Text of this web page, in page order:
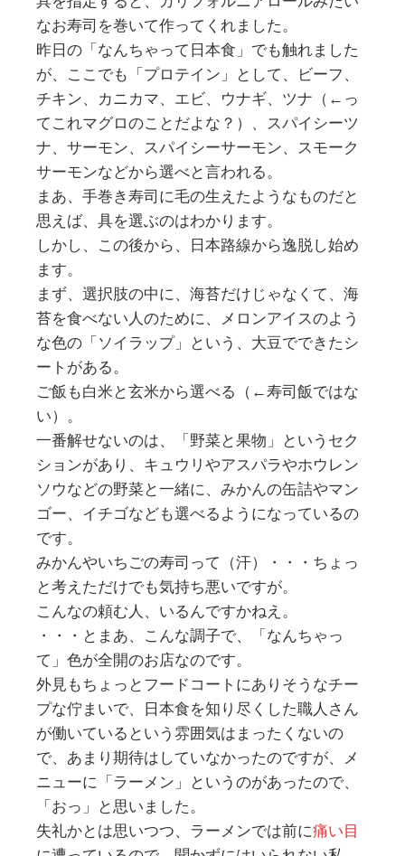
なお寿司を巻いて作ってくれました。
昨日の「なんちゃって日本食」でも触れました
が、ここでも「プロテイン」として、ビーフ、
チキン、カニカマ、エビ、ウナギ、ツナ（←っ
てこれマグロのことだよな？）、スパイシーツ
ナ、サーモン、スパイシーサーモン、スモーク
サーモンなどから選べと言われる。
まあ、手巻き寿司に毛の生えたようなものだと
思えば、具を選ぶのはわかります。
しかし、この後から、日本路線から逸脱し始め
ます。
まず、選択肢の中に、海苔だけじゃなくて、海
苔を食べない人のために、メロンアイスのよう
な色の「ソイラップ」という、大豆でできたシ
ートがある。
ご飯も白米と玄米から選べる（←寿司飯ではな
い）。
一番解せないのは、「野菜と果物」というセク
ションがあり、キュウリやアスパラやホウレン
ソウなどの野菜と一緒に、みかんの缶詰やマン
ゴー、イチゴなども選べるようになっているの
です。
みかんやいちごの寿司って（汗）・・・ちょっ
と考えただけでも気持ち悪いですが。
こんなの頼む人、いるんですかねえ。
・・・とまあ、こんな調子で、「なんちゃっ
て」色が全開のお店なのです。
外見もちょっとフードコートにありそうなチー
プな佇まいで、日本食を知り尽くした職人さん
が働いているという雰囲気はまったくないの
で、あまり期待はしていなかったのですが、メ
ニューに「ラーメン」というのがあったので、
「おっ」と思いました。
失礼かとは思いつつ、ラーメンでは前に痛い目